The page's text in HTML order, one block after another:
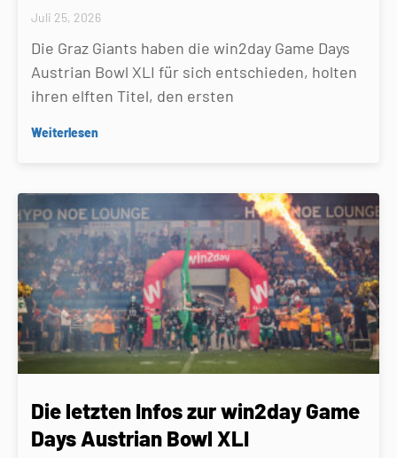
Juli 25, 2026
Die Graz Giants haben die win2day Game Days
Austrian Bowl XLI für sich entschieden, holten
ihren elften Titel, den ersten
Weiterlesen
Die letzten Infos zur win2day Game
Days Austrian Bowl XLI